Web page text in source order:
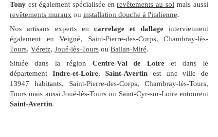
Tony est également spécialisée enrevêtements au sol mais aussi
revêtements muraux ou installation douche à l'italienne.
Nos artisans experts encarrelage et dallageinterviennent
également en Veigné, Saint-Pierre-des-Corps, Chambray-lès-
Tours, Véretz, Joué-lès-Tours ou Ballan-Miré.
Située dans la région Centre-Val de Loire et dans le
département Indre-et-Loire,Saint-Avertin est une ville de
13947 habitants. Saint-Pierre-des-Corps, Chambray-lès-Tours,
Tours mais aussi Joué-lès-Tours ou Saint-Cyr-sur-Loire entourent
Saint-Avertin.